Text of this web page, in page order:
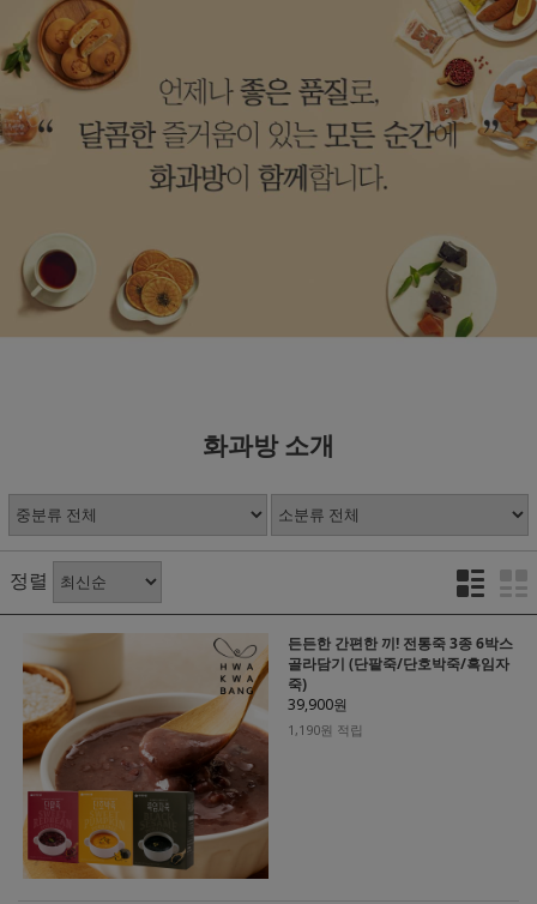
화과방 소개
정렬
든든한 간편한 끼! 전통죽 3종 6박스
골라담기 (단팥죽/단호박죽/흑임자
죽)
39,900원
1,190원 적립